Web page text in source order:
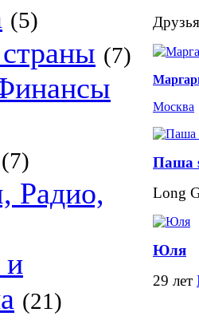
(5)
(7)
(7)
Радио,
и
(21)
Москва
Паша
Long
Юля
29 лет